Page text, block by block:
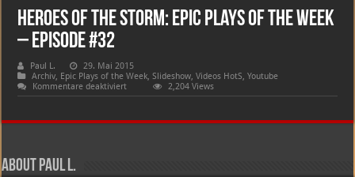
Heroes of the Storm: Epic Plays Of The Week
– Episode #32
Paul L.
29. Mai 2015
Archiv, Epic Plays of the Week,Slideshow,Videos HotS,Youtube
Kommentare deaktiviertfür
Heroes
2,204 Views
About Paul L.